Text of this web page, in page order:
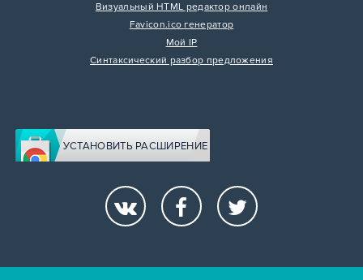
Визуальный HTML редактор онлайн
Favicon.ico генератор
Мой IP
Синтаксический разбор предложения
УСТАНОВИТЬ РАСШИРЕНИЕ